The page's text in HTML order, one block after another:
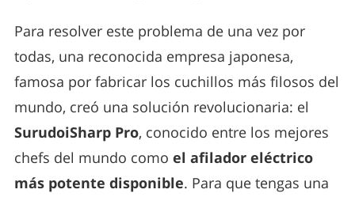
Para resolver este problema de una vez por
todas, una reconocida empresa japonesa,
famosa por fabricar los cuchillos más filosos del
mundo, creó una solución revolucionaria: el
SurudoiSharp Pro, conocido entre los mejores
chefs del mundo como el afilador eléctrico
más potente disponible. Para que tengas una